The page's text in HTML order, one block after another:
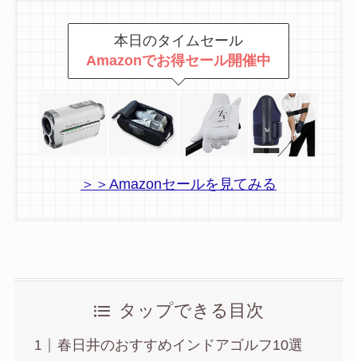
本日のタイムセール
Amazonでお得セール開催中
＞＞Amazonセールを見てみる
タップできる目次
春日井のおすすめインドアゴルフ10選